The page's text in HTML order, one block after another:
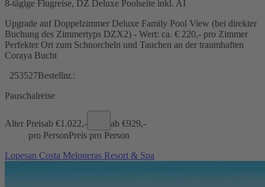
8-tägige Flugreise, DZ Deluxe Poolseite inkl. AI
Upgrade auf Doppelzimmer Deluxe Family Pool View (bei direkter
Buchung des Zimmertyps DZX2) - Wert: ca. € 220,- pro Zimmer
Perfekter Ort zum Schnorcheln und Tauchen an der traumhaften
Coraya Bucht
253527Bestellnr.:
Pauschalreise
Alter Preisab €1.022,- ab €929,-
pro PersonPreis pro Person
Lopesan Costa Meloneras Resort & Spa